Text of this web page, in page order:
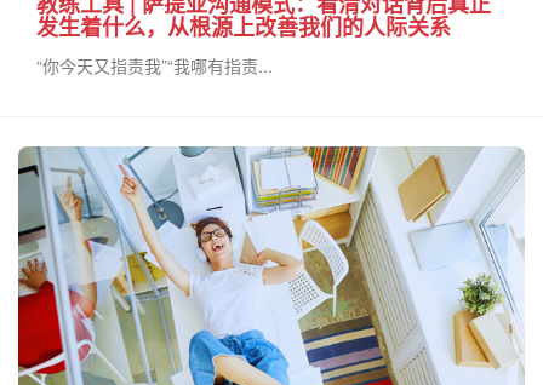
发生着什么，从根源上改善我们的人际关系
“你今天又指责我”“我哪有指责...